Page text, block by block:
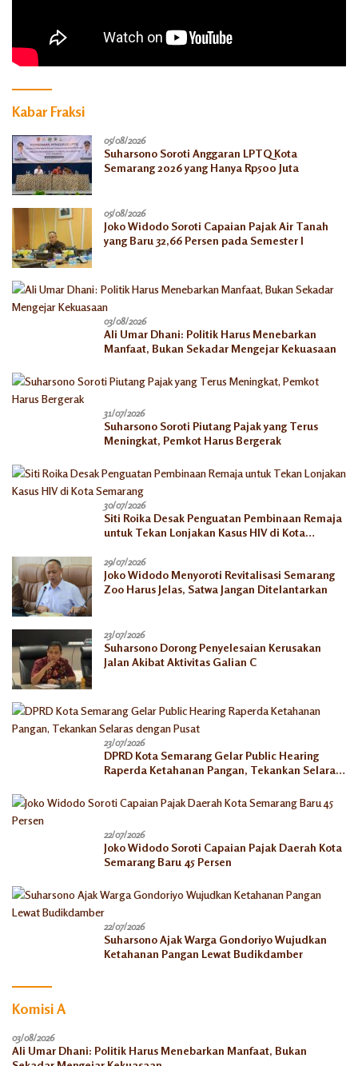
Kabar Fraksi
05/08/2026
Suharsono Soroti Anggaran LPTQ Kota
Semarang 2026 yang Hanya Rp500 Juta
05/08/2026
Joko Widodo Soroti Capaian Pajak Air Tanah
yang Baru 32,66 Persen pada Semester I
03/08/2026
Ali Umar Dhani: Politik Harus Menebarkan
Manfaat, Bukan Sekadar Mengejar Kekuasaan
31/07/2026
Suharsono Soroti Piutang Pajak yang Terus
Meningkat, Pemkot Harus Bergerak
30/07/2026
Siti Roika Desak Penguatan Pembinaan Remaja
untuk Tekan Lonjakan Kasus HIV di Kota
29/07/2026
Joko Widodo Menyoroti Revitalisasi Semarang
Zoo Harus Jelas, Satwa Jangan Ditelantarkan
23/07/2026
Suharsono Dorong Penyelesaian Kerusakan
Jalan Akibat Aktivitas Galian C
23/07/2026
DPRD Kota Semarang Gelar Public Hearing
Raperda Ketahanan Pangan, Tekankan Selaras
22/07/2026
Joko Widodo Soroti Capaian Pajak Daerah Kota
Semarang Baru 45 Persen
22/07/2026
Suharsono Ajak Warga Gondoriyo Wujudkan
Ketahanan Pangan Lewat Budikdamber
Komisi A
03/08/2026
Ali Umar Dhani: Politik Harus Menebarkan Manfaat, Bukan